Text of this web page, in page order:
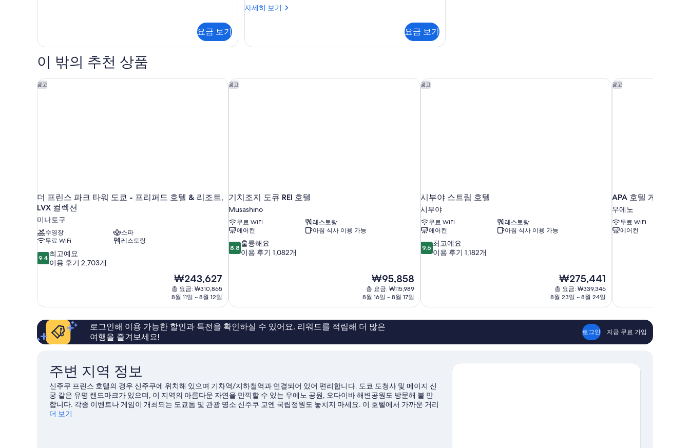
사
진
두
룸,
연
(Bathroom
Remodeled)
자
요금 보기
금
Remodeled)
자세히 보기
슈
트
금
요금 보기
이 밖의 추천 상품
광고
더 프린스 파크 타워 도쿄 - 프리퍼드 호텔 & 리조트,
LVX 컬렉션
미나토구
수영장
스파
무료 WiFi
레스토랑
10
점
9.4
점,
최
고
예
요,
2,703
9.4 최고예요
이용 후기 2,703개
현
재
요
₩243,627
총 요금: ₩310,865
8월 11일 ~ 8월 12일
더 프린스 파크 타워 도쿄 - 프리퍼드 호텔 & 리조트, LVX 컬렉션
광고
기치조지 도큐 REI 호텔
Musashino
무료 WiFi
레스토랑
에어컨
아침 식사 이용 가능
10
점
훌
해
이
1,082
개
8.8 훌륭해요
이용 후기 1,082개
현
재
요
₩95,858
총 요금: ₩115,989
8월 16일 ~ 8월 17일
기치조지 도큐 REI 호텔 광고
시부야 스트림 호텔
시부야
무료 WiFi
레스토랑
에어컨
아침 식사 이용 가능
10
점
최
이
1,182
개
9.6 최고예요
이용 후기 1,182개
현
재
요
₩275,441
총 요금: ₩339,346
8월 23일 ~ 8월 24일
시부야 스트림 호텔 광고
APA 호텔 게이세이
우에노
무료 WiFi
에어컨
APA 호텔 게이세이
로그인해 이용 가능한 할인과 특전을 확인하실 수 있어요. 리워드를 적립해 더 많은
여행을 즐겨보세요!
로그인 지금 무료 가입
주변 지역 정보
신주쿠 프린스 호텔의 경우 신주쿠에 위치해 있으며 기차역/지하철역과 연결되어 있어 편리합니다. 도쿄 도청사 및 메이지 신
궁 같은 유명 랜드마크가 있으며, 이 지역의 아름다운 자연을 만끽할 수 있는 우에노 공원, 오다이바 해변공원도 방문해 볼 만
합니다. 각종 이벤트나 게임이 개최되는 도쿄돔 및 관광 명소 신주쿠 교엔 국립정원도 놓치지 마세요. 이 호텔에서 가까운 거리
에는 신주쿠니시구치 역(걸어서 3분 거리), 신주쿠산초메 역(8분 거리) 등이 있어 대중교통 이용이 편리하다는 점이 고객들에
더 보기